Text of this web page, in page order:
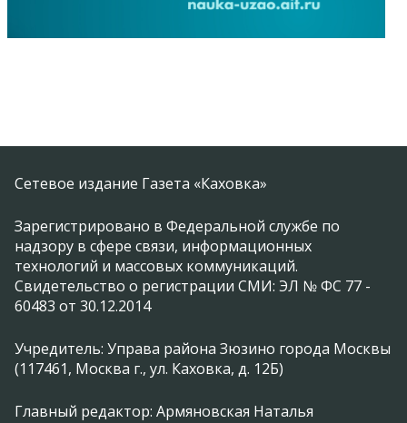
Сетевое издание Газета «Каховка»
Зарегистрировано в Федеральной службе по
надзору в сфере связи, информационных
технологий и массовых коммуникаций.
Свидетельство о регистрации СМИ: ЭЛ № ФС 77 -
60483 от 30.12.2014
Учредитель: Управа района Зюзино города Москвы
(117461, Москва г., ул. Каховка, д. 12Б)
Главный редактор: Армяновская Наталья